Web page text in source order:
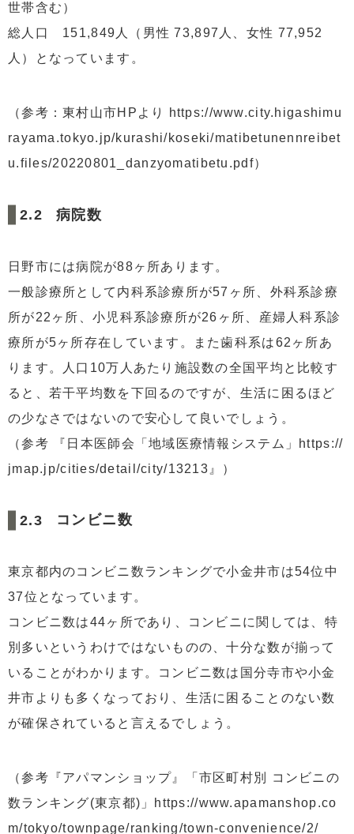
世帯含む）
総人口 151,849人（男性 73,897人、女性 77,952
人）となっています。
（参考：東村山市HPより https://www.city.higashimu
rayama.tokyo.jp/kurashi/koseki/matibetunennreibet
u.files/20220801_danzyomatibetu.pdf）
病院数
日野市には病院が88ヶ所あります。
一般診療所として内科系診療所が57ヶ所、外科系診療
所が22ヶ所、小児科系診療所が26ヶ所、産婦人科系診
療所が5ヶ所存在しています。また歯科系は62ヶ所あ
ります。人口10万人あたり施設数の全国平均と比較す
ると、若干平均数を下回るのですが、生活に困るほど
の少なさではないので安心して良いでしょう。
（参考 『日本医師会「地域医療情報システム」https://
jmap.jp/cities/detail/city/13213』）
コンビニ数
東京都内のコンビニ数ランキングで小金井市は54位中
37位となっています。
コンビニ数は44ヶ所であり、コンビニに関しては、特
別多いというわけではないものの、十分な数が揃って
いることがわかります。コンビニ数は国分寺市や小金
井市よりも多くなっており、生活に困ることのない数
が確保されていると言えるでしょう。
（参考『アパマンショップ』「市区町村別 コンビニの
数ランキング(東京都)」https://www.apamanshop.co
m/tokyo/townpage/ranking/town-convenience/2/